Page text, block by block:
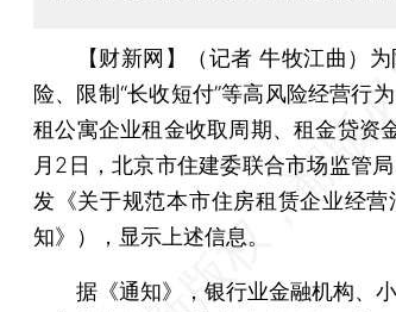
【财新网】（记者 牛牧江曲）
险、限制“长收短付”等高风险经营行
租公寓企业租金收取周期、租金贷资
月2日，北京市住建委联合市场监管
发《关于规范本市住房租赁企业经
知》），显示上述信息。
据《通知》，银行业金融机构、小